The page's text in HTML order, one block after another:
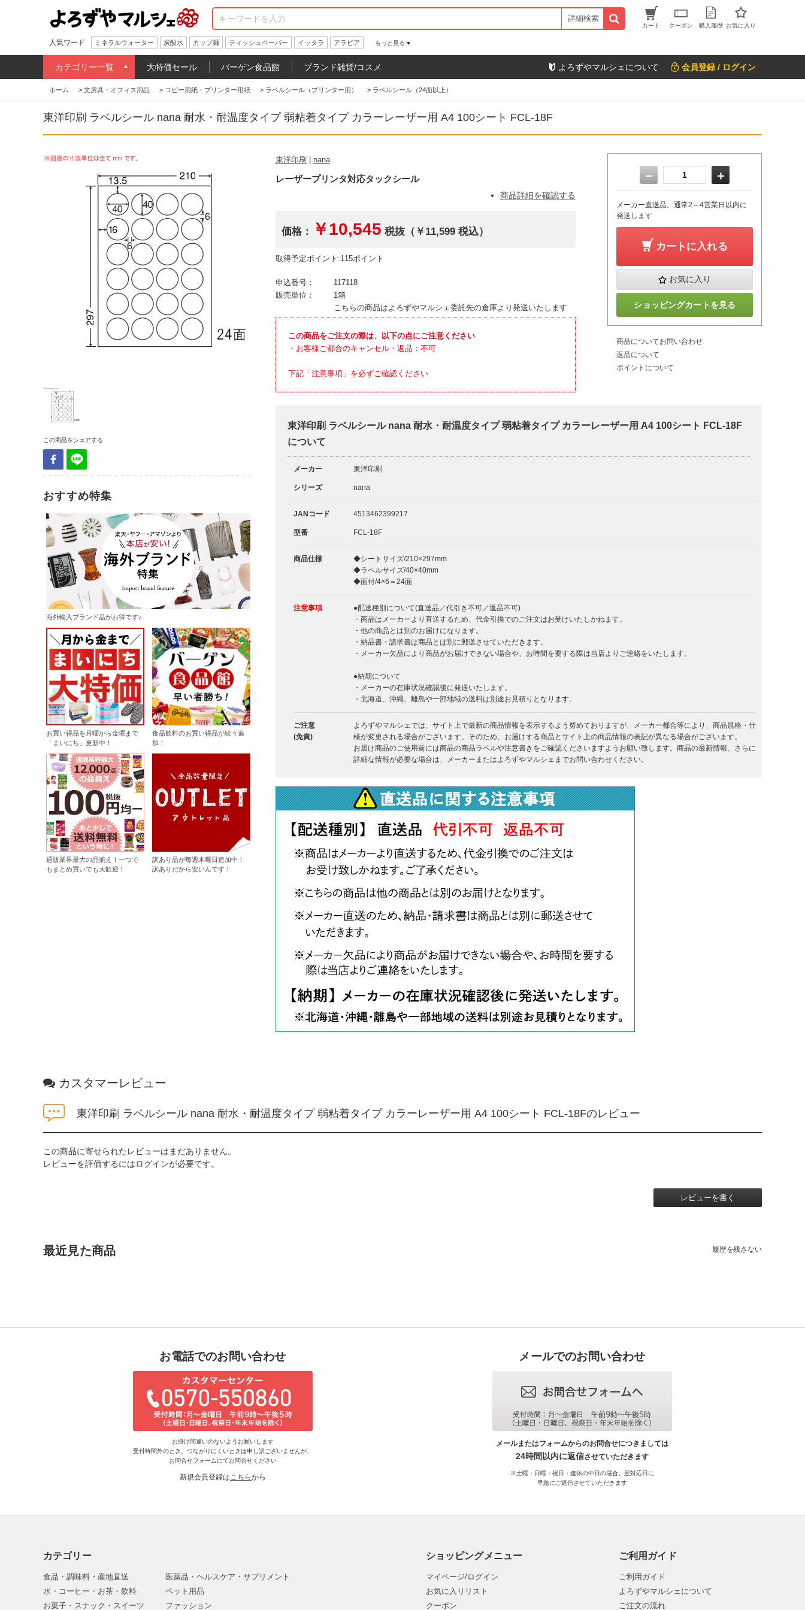
詳細検索
カート クーポン 購入履歴 お気に入り
人気ワード ミネラルウォーター 炭酸水 カップ麺 ティッシュペーパー イッタラ アラビア もっと見る
カテゴリー一覧 大特価セール バーゲン食品館 ブランド雑貨/コスメ よろずやマルシェについて 会員登録 / ログイン
ホーム > 文房具・オフィス用品 > コピー用紙・プリンター用紙 > ラベルシール（プリンター用） > ラベルシール（24面以上）
東洋印刷 ラベルシール nana 耐水・耐温度タイプ 弱粘着タイプ カラーレーザー用 A4 100シート FCL-18F
この商品をシェアする
おすすめ特集
海外輸入ブランド品がお得です♪
お買い得品を月曜から金曜まで
「まいにち」更新中！
食品飲料のお買い得品が続々追
加！
通販業界最大の品揃え！一つで
もまとめ買いでも大歓迎！
訳あり品が毎週木曜日追加中！
訳ありだから安いんです！
東洋印刷 nana
レーザープリンタ対応タックシール
商品詳細を確認する
価格： ￥10,545 税抜（￥11,599 税込）
取得予定ポイント:115ポイント
申込番号：
117118
販売単位：
1箱
こちらの商品はよろずやマルシェ委託先の倉庫より発送いたします
この商品をご注文の際は、以下の点にご注意ください
・お客様ご都合のキャンセル・返品：不可
下記「注意事項」を必ずご確認ください
－ ＋
メーカー直送品。通常2～4営業日以内に
発送します
カートに入れる
お気に入り
ショッピングカートを見る
商品についてお問い合わせ
返品について
ポイントについて
東洋印刷 ラベルシール nana 耐水・耐温度タイプ 弱粘着タイプ カラーレーザー用 A4 100シート FCL-18F
について
メーカー 東洋印刷
シリーズ nana
JANコード 4513462399217
型番 FCL-18F
商品仕様
◆シートサイズ/210×297mm
◆ラベルサイズ/40×40mm
◆面付/4×6＝24面
注意事項
●配送種別について(直送品／代引き不可／返品不可)
・商品はメーカーより直送するため、代金引換でのご注文はお受けいたしかねます。
・他の商品とは別のお届けになります。
・納品書・請求書は商品とは別に郵送させていただきます。
・メーカー欠品により商品がお届けできない場合や、お時間を要する際は当店よりご連絡をいたします。
●納期について
・メーカーの在庫状況確認後に発送いたします。
・北海道、沖縄、離島や一部地域の送料は別途お見積りとなります。
ご注意
(免責)
よろずやマルシェでは、サイト上で最新の商品情報を表示するよう努めておりますが、メーカー都合等により、商品規格・仕
様が変更される場合がございます。そのため、お届けする商品とサイト上の商品情報の表記が異なる場合がございます。
お届け商品のご使用前には商品の商品ラベルや注意書きをご確認くださいますようお願い致します。商品の最新情報、さらに
詳細な情報が必要な場合は、メーカーまたはよろずやマルシェまでお問い合わせください。
カスタマーレビュー
東洋印刷 ラベルシール nana 耐水・耐温度タイプ 弱粘着タイプ カラーレーザー用 A4 100シート FCL-18Fのレビュー
この商品に寄せられたレビューはまだありません。
レビューを評価するにはログインが必要です。
レビューを書く
最近見た商品 履歴を残さない
お電話でのお問い合わせ
お掛け間違いのないようお願いします
受付時間外のとき、つながりにくいときは申し訳ございませんが、
お問合せフォームにてお問合せください
新規会員登録はこちらから
メールでのお問い合わせ
メールまたはフォームからのお問合せにつきましては
24時間以内に返信させていただきます
※土曜・日曜・祝日・連休の中日の場合、翌対応日に
早急にご返信させていただきます
カテゴリー
食品・調味料・産地直送
水・コーヒー・お茶・飲料
お菓子・スナック・スイーツ
医薬品・ヘルスケア・サプリメント
ペット用品
ファッション
ショッピングメニュー
マイページ/ログイン
お気に入りリスト
クーポン
ご利用ガイド
ご利用ガイド
よろずやマルシェについて
ご注文の流れ